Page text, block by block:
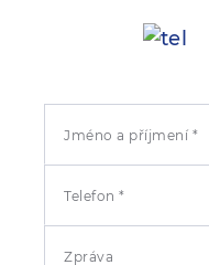
Jméno a příjmení *
Telefon *
Zpráva